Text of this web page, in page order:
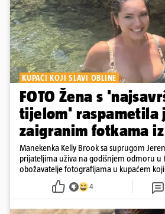
KUPAĆI KOJI SLAVI OBLINE
FOTO Žena s
tijelom' raspametila
zaigranim fotkama
Manekenka Kelly Brook sa suprugom
prijateljima uživa na godišnjem odmoru u
obožavatelje fotografijama u kupaćem
4